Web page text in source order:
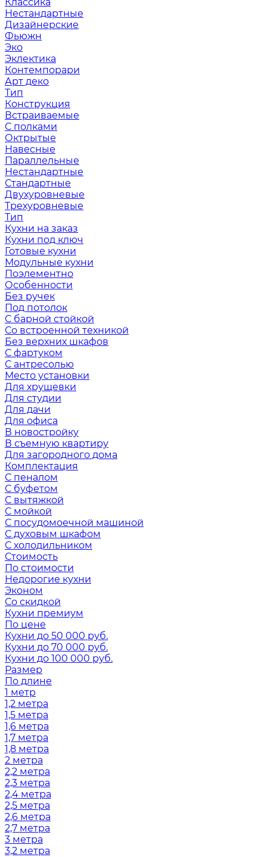
Нестандартные
Дизайнерские
Фьюжн
Эко
Эклектика
Контемпорари
Арт деко
Тип
Конструкция
Встраиваемые
С полками
Октрытые
Навесные
Параллельные
Нестандартные
Стандартные
Двухуровневые
Трехуровневые
Тип
Кухни на заказ
Кухни под ключ
Готовые кухни
Модульные кухни
Поэлементно
Особенности
Без ручек
Под потолок
С барной стойкой
Со встроенной техникой
Без верхних шкафов
С фартуком
С антресолью
Место установки
Для хрущевки
Для студии
Для дачи
Для офиса
В новостройку
В съемную квартиру
Для загородного дома
Комплектация
С пеналом
С буфетом
С вытяжкой
С мойкой
С посудомоечной машиной
С духовым шкафом
С холодильником
Стоимость
По стоимости
Недорогие кухни
Эконом
Со скидкой
Кухни премиум
По цене
Кухни до 50 000 руб.
Кухни до 70 000 руб.
Кухни до 100 000 руб.
Размер
По длине
1 метр
1,2 метра
1,5 метра
1,6 метра
1,7 метра
1,8 метра
2 метра
2,2 метра
2,3 метра
2,4 метра
2,5 метра
2,6 метра
2,7 метра
3 метра
3,2 метра